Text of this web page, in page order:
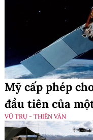
Mỹ cấp phép
đầu tiên của
VŨ TRỤ - THIÊN VĂN